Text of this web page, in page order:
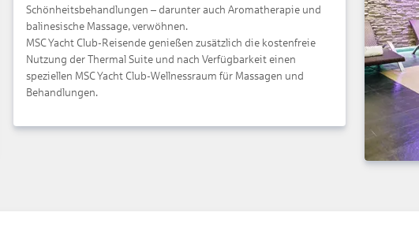
Schönheitsbehandlungen – darunter auch Aromatherapie und
balinesische Massage, verwöhnen.
MSC Yacht Club-Reisende genießen zusätzlich die kostenfreie
Nutzung der ThermalSuite und nach Verfügbarkeit einen
speziellen MSC Yacht Club-Wellnessraum für Massagen und
Behandlungen.